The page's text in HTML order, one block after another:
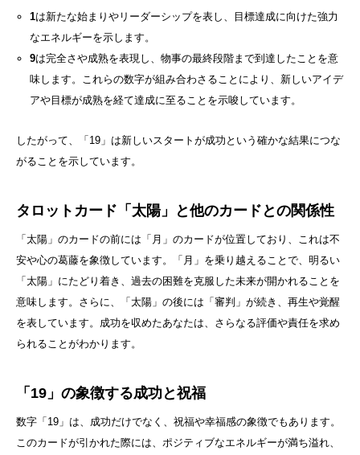
1は新たな始まりやリーダーシップを表し、目標達成に向けた強力
なエネルギーを示します。
9は完全さや成熟を表現し、物事の最終段階まで到達したことを意
味します。これらの数字が組み合わさることにより、新しいアイデ
アや目標が成熟を経て達成に至ることを示唆しています。
したがって、「19」は新しいスタートが成功という確かな結果につな
がることを示しています。
タロットカード「太陽」と他のカードとの関係性
「太陽」のカードの前には「月」のカードが位置しており、これは不
安や心の葛藤を象徴しています。「月」を乗り越えることで、明るい
「太陽」にたどり着き、過去の困難を克服した未来が開かれることを
意味します。さらに、「太陽」の後には「審判」が続き、再生や覚醒
を表しています。成功を収めたあなたは、さらなる評価や責任を求め
られることがわかります。
「19」の象徴する成功と祝福
数字「19」は、成功だけでなく、祝福や幸福感の象徴でもあります。
このカードが引かれた際には、ポジティブなエネルギーが満ち溢れ、